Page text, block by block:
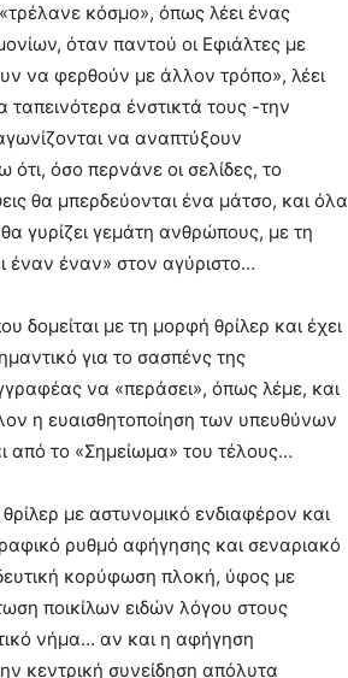
κόσμο», όπως λέει ένας
όταν παντού οι Εφιάλτες με
να φερθούν με άλλον τρόπο», λέει
ένστικτά τους -την
να αναπτύξουν
ότι, όσο περνάνε οι σελίδες, το
θα μπερδεύονται ένα μάτσο, και όλα
γυρίζει γεμάτη ανθρώπους, με τη
έναν έναν» στον αγύριστο…
με τη μορφή θρίλερ και έχει
για το σασπένς της
να «περάσει», όπως λέμε, και
η ευαισθητοποίηση των υπευθύνων
από το «Σημείωμα» του τέλους…
με αστυνομικό ενδιαφέρον και
ρυθμό αφήγησης και σεναριακό
κορύφωση πλοκή, ύφος με
ποικίλων ειδών λόγου στους
νήμα… αν και η αφήγηση
κεντρική συνείδηση απόλυτα